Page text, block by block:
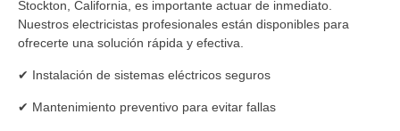
Stockton, California, es importante actuar de inmediato.
Nuestros electricistas profesionales están disponibles para
ofrecerte una solución rápida y efectiva.
✔ Instalación de sistemas eléctricos seguros
✔ Mantenimiento preventivo para evitar fallas